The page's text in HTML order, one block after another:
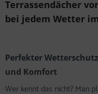
Terrassendächer
bei jedem Wetter
Perfekter
und Komfort
Wer kennt das nicht? Man